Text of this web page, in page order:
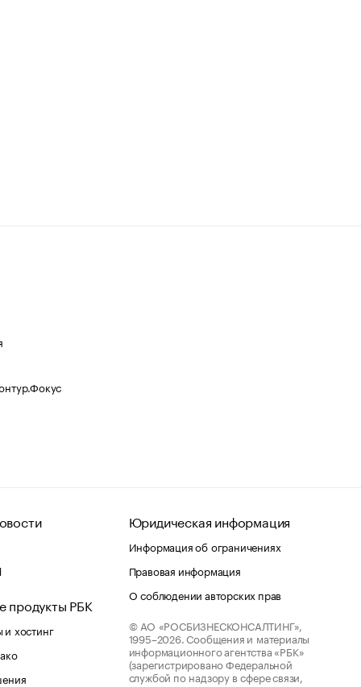
продукты РБК
хостинг
Юридическая информация
Информация об ограничениях
Правовая информация
О соблюдении авторских прав
© АО «РОСБИЗНЕСКОНСАЛТИНГ»,
1995–2026. Сообщения и материалы
информационного агентства «РБК»
(зарегистрировано Федеральной
службой по надзору в сфере связи,